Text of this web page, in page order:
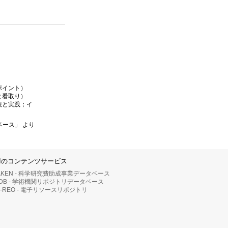
ント）
取り）
実践；イ
ース」 より
のコンテンツサービス
- 科学研究費助成事業データベース
- 学術機関リポジトリデータベース
REO - 電子リソースリポジトリ